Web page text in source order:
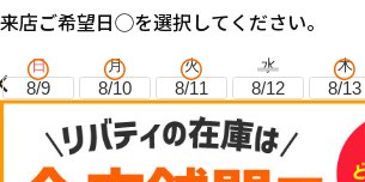
来店ご希望日◯を選択してください。
日
8/9
月
8/10
火
8/11
水
8/12
木
8/13